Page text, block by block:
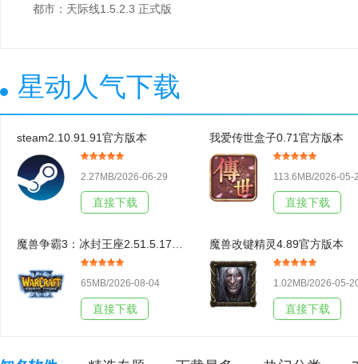
都市：天际线1.5.2.3 正式版
星动人气下载
steam2.10.91.91官方版本
2.27MB/2026-06-29
直接下载
我爱传世盒子0.71官方版本
113.6MB/2026-05-
直接下载
65MB/2026-08-04
直接下载
魔兽改键精灵4.89官方版本
1.02MB/2026-05-
直接下载